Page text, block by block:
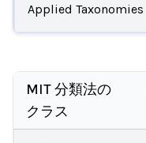
Applied Taxonomies
MIT 分類法の
クラス